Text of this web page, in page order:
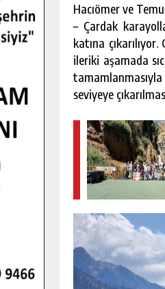
Hacıömer ve
– Çardak
katına
ileriki aşamada
seviyeye
YENI